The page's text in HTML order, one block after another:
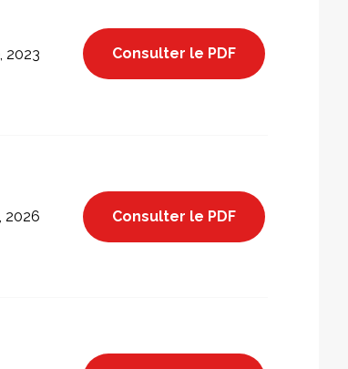
2023 Consulter le PDF
2026 Consulter le PDF